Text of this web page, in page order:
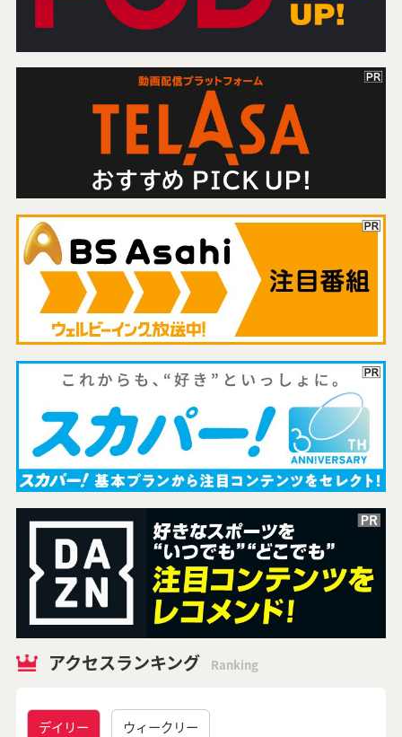
アクセスランキング Ranking
デイリー ウィークリー